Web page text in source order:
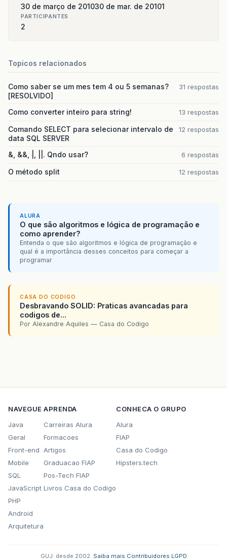
30 de março de 201030 de mar. de 20101
PARTICIPANTES
2
Topicos relacionados
Como saber se um mes tem 4 ou 5 semanas?
[RESOLVIDO]
31 respostas
Como converter inteiro para string! 13 respostas
Comando SELECT para selecionar intervalo de
data SQL SERVER
12 respostas
&, &&, |, ||. Qndo usar? 6 respostas
O método split 12 respostas
ALURA
O que são algoritmos e lógica de programação e
como aprender?
Entenda o que são algoritmos e lógica de programação e
qual é a importância desses conceitos para começar a
programar
CASA DO CODIGO
Desbravando SOLID: Praticas avancadas para
codigos de...
Por Alexandre Aquiles — Casa do Codigo
NAVEGUE
Java
Geral
Front-end
Mobile
SQL
JavaScript
PHP
Android
Arquitetura
APRENDA
Carreiras Alura
Formacoes
Artigos
Graduacao FIAP
Pos-Tech FIAP
Livros Casa do Codigo
CONHECA O GRUPO
Alura
FIAP
Casa do Codigo
Hipsters.tech
GUJ: desde 2002. Saiba mais Contribuidores LGPD